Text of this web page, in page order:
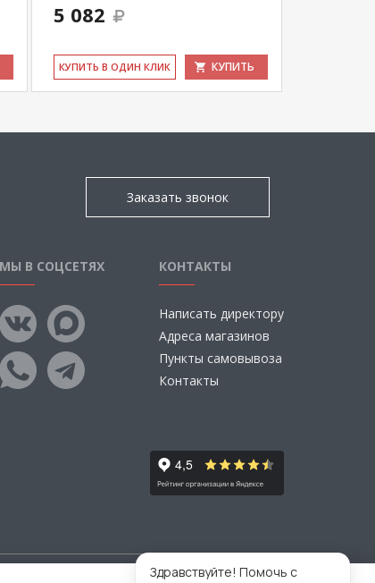
5 082
КУ­ПИТЬ В ОДИН КЛИК КУПИТЬ
Заказать звонок
МЫ В СОЦСЕТЯХ КОНТАКТЫ
Написать директору
Адреса магазинов
Пункты самовывоза
Контакты
Здравствуйте! Помочь с